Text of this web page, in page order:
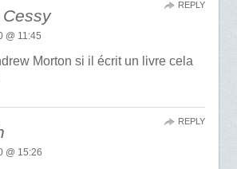
@ 11:45
Morton si il écrit un livre cela
REPLY
@ 15:26
REPLY